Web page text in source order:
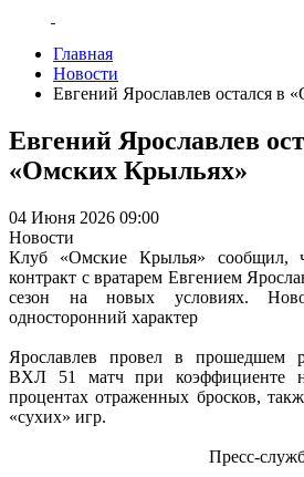
Главная
Новости
Евгений Ярославлев остался в
Евгений Ярославлев
«Омских Крыльях»
04 Июня 2026 09:00
Новости
Клуб «Омские Крылья» сообщил,
контракт с вратарем Евгением
сезон на новых условиях.
односторонний характер
Ярославлев провел в прошедшем
ВХЛ 51 матч при коэффициенте
процентах отраженных бросков,
«сухих» игр.
Пресс-